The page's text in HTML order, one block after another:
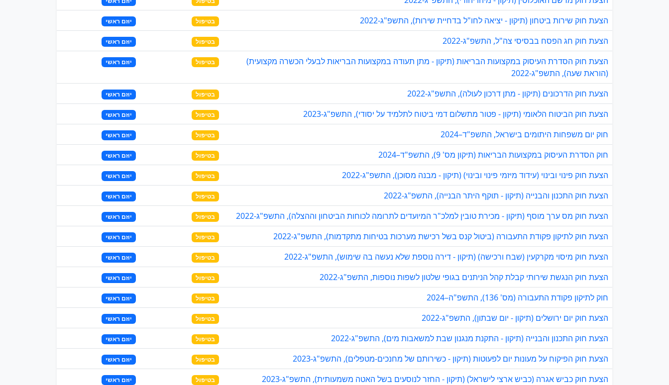
הצעת חוק שירות ביטחון (תיקון - יציאה לחו"ל בדחיית שירות), התשפ"ג-2022 בטיפול יוזם ראשי
הצעת חוק חג הפסח בבסיסי צה"ל, התשפ"ג-2022 בטיפול יוזם ראשי
הצעת חוק הסדרת העיסוק במקצועות הבריאות (תיקון - מתן תעודה במקצועות הבריאות לבעלי הכשרה מקצועית)
(הוראת שעה), התשפ"ג-2022
בטיפול יוזם ראשי
הצעת חוק הדרכונים (תיקון - מתן דרכון לעולה), התשפ"ג-2022 בטיפול יוזם ראשי
הצעת חוק הביטוח הלאומי (תיקון - פטור מתשלום דמי ביטוח לתלמיד על יסודי), התשפ"ג-2023 בטיפול יוזם ראשי
חוק יום משפחות היתומים בישראל, התשפ"ד–2024 בטיפול יוזם ראשי
חוק הסדרת העיסוק במקצועות הבריאות (תיקון מס' 9), התשפ"ד–2024 בטיפול יוזם ראשי
הצעת חוק פינוי ובינוי (עידוד מיזמי פינוי ובינוי) (תיקון - מבנה מסוכן), התשפ"ג-2022 בטיפול יוזם ראשי
הצעת חוק התכנון והבנייה (תיקון - תוקף היתר הבנייה), התשפ"ג-2022 בטיפול יוזם ראשי
הצעת חוק מס ערך מוסף (תיקון - מכירת טובין למלכ"ר המיועדים לתרומה לכוחות הביטחון וההצלה), התשפ"ג-2022 בטיפול יוזם ראשי
הצעת חוק לתיקון פקודת התעבורה (ביטול קנס בשל רכישת מערכות בטיחות מתקדמות), התשפ"ג-2022 בטיפול יוזם ראשי
הצעת חוק מיסוי מקרקעין (שבח ורכישה) (תיקון - דירה נוספת שלא נעשה בה שימוש), התשפ"ג-2022 בטיפול יוזם ראשי
הצעת חוק הנגשת שירותי קבלת קהל הניתנים בגופי שלטון לשפות נוספות, התשפ"ג-2022 בטיפול יוזם ראשי
חוק לתיקון פקודת התעבורה (מס' 136), התשפ"ה–2024 בטיפול יוזם ראשי
הצעת חוק יום ירושלים (תיקון - יום שבתון), התשפ"ג-2022 בטיפול יוזם ראשי
הצעת חוק התכנון והבנייה (תיקון - התקנת מנגנון שבת למשאבות מים), התשפ"ג-2022 בטיפול יוזם ראשי
הצעת חוק הפיקוח על מעונות יום לפעוטות (תיקון - כשירותם של מחנכים-מטפלים), התשפ"ג-2023 בטיפול יוזם ראשי
הצעת חוק כביש אגרה (כביש ארצי לישראל) (תיקון - החזר לנוסעים בשל האטה משמעותית), התשפ"ג-2023 בטיפול יוזם ראשי